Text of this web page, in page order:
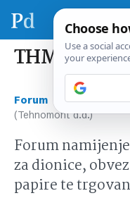
THMT
Forum Tržište
(Tehnomont d.d.)
Forum
za dionice,
papire te